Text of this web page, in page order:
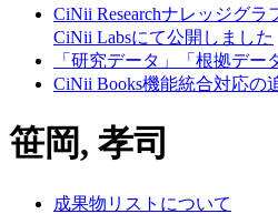
CiNii Researchナレッジグ
CiNii Labsにて公開しました
「研究データ」「根拠デー
CiNii Books機能統合対応の
笹岡, 孝司
成果物リストについて